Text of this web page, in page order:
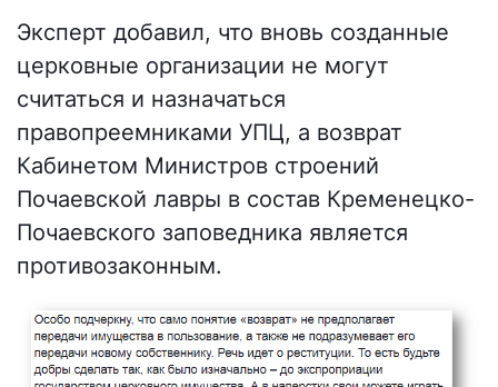
Эксперт добавил, что вновь созданные
церковные организации не могут
считаться и назначаться
правопреемниками УПЦ, а возврат
Кабинетом Министров строений
Почаевской лавры в состав Кременецко-
Почаевского заповедника является
противозаконным.